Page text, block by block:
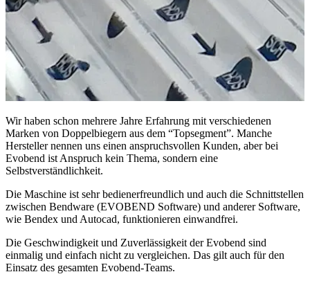
Wir haben schon mehrere Jahre Erfahrung mit verschiedenen
Marken von Doppelbiegern aus dem “Topsegment”. Manche
Hersteller nennen uns einen anspruchsvollen Kunden, aber bei
Evobend ist Anspruch kein Thema, sondern eine
Selbstverständlichkeit.
Die Maschine ist sehr bedienerfreundlich und auch die Schnittstellen
zwischen Bendware (EVOBEND Software) und anderer Software,
wie Bendex und Autocad, funktionieren einwandfrei.
Die Geschwindigkeit und Zuverlässigkeit der Evobend sind
einmalig und einfach nicht zu vergleichen. Das gilt auch für den
Einsatz des gesamten Evobend-Teams.